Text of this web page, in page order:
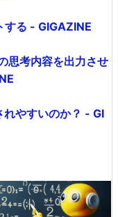
する - GIGAZINE
考内容を出力させ
やすいのか？ - GI